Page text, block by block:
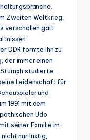
Zweiten Weltkrieg,
verschollen galt,
DDR formte ihn zu
der immer einen
studierte
Leidenschaft für
und
1991 mit dem
Udo
seiner Familie im
nur lustig,